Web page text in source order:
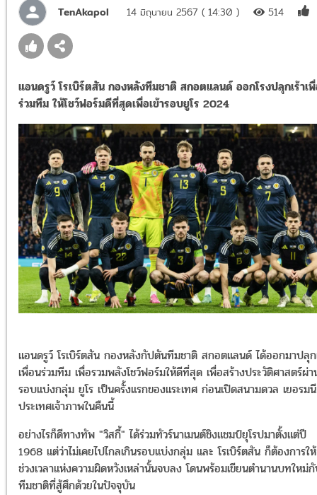
TenAkapol 14 มิถุนายน 2567 ( 14:30 ) 514
แอนดรูว์ โรเบิร์ตสัน กองหลังทีมชาติ สกอตแลนด์ ออกโรงปลุกเร้าเ
ร่วมทีม ให้โชว์ฟอร์มดีที่สุดเพื่อเข้ารอบยูโร 2024
แอนดรูว์ โรเบิร์ตสัน กองหลังกัปตันทีมชาติ สกอตแลนด์ ได้ออกมาปลุก
เพื่อนร่วมทีม เพื่อรวมพลังโชว์ฟอร์มให้ดีที่สุด เพื่อสร้างประวัติศาสตร์ผ่
รอบแบ่งกลุ่ม ยูโร เป็นครั้งแรกของแระเทศ ก่อนเปิดสนามดวล เยอรมนี
ประเทศเจ้าภาพในคืนนี้
อย่างไรก็ดีทางทัพ "วิสกี้" ได้ร่วมทัวร์นาเมนต์ชิงแชมป์ยุโรปมาตั้งแต่ปี
1968 แต่ว่าไม่เคยไปไกลเกินรอบแบ่งกลุ่ม และ โรเบิร์ตสัน ก็ต้องการให้
ช่วงเวลาแห่งความผิดหวังเหล่านั้นจบลง โดนพร้อมเขียนตำนานบทใหม่
ทีมชาติที่สู้ศึกด้วยในปัจจุบัน